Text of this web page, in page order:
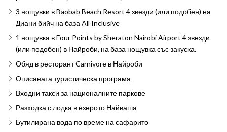
3 нощувки в Baobab Beach Resort 4 звезди (или подобен) на
Диани бийч на база All Inclusive
1 нощувка в Four Points by Sheraton Nairobi Airport 4 звезди
(или подобен) в Найроби, на база нощувка със закуска.
Обяд в ресторант Carnivore в Найроби
Описаната туристическа програма
Входни такси за националните паркове
Разходка с лодка в езерото Найваша
Бутилирана вода по време на сафарито